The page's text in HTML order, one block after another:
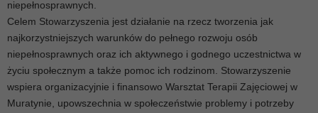
niepełnosprawnych.
Celem Stowarzyszenia jest działanie na rzecz tworzenia jak
najkorzystniejszych warunków do pełnego rozwoju osób
niepełnosprawnych oraz ich aktywnego i godnego uczestnictwa w
życiu społecznym a także pomoc ich rodzinom. Stowarzyszenie
wspiera organizacyjnie i finansowo Warsztat Terapii Zajęciowej w
Muratynie, upowszechnia w społeczeństwie problemy i potrzeby